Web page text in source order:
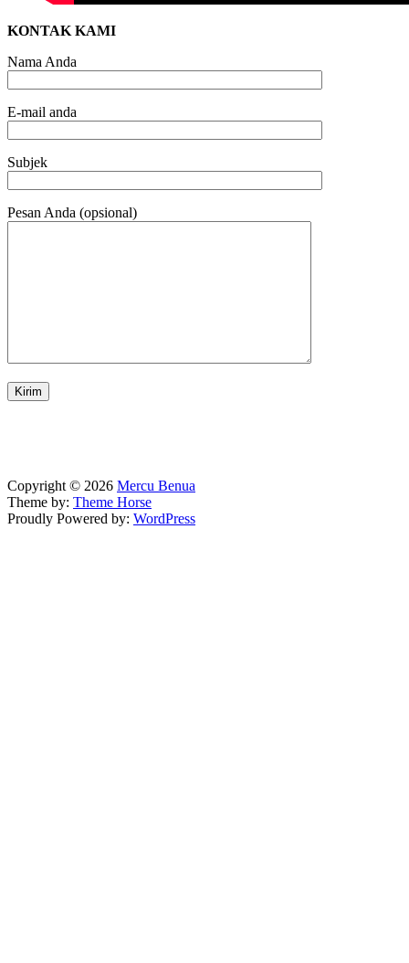
KONTAK KAMI
Nama Anda
E-mail anda
Subjek
Pesan Anda (opsional)
Copyright © 2026 Mercu Benua
Theme by: Theme Horse
Proudly Powered by: WordPress